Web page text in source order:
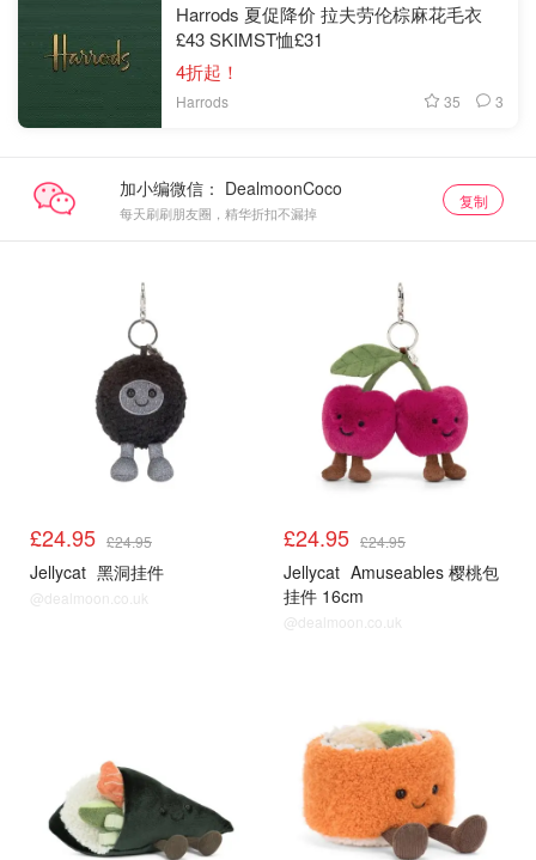
Harrods 夏促降价 拉夫劳伦棕麻花毛衣
£43 SKIMST恤£31
4折起！
Harrods 35 3
加小编微信：
每天刷刷朋友圈，精华折扣不漏掉
复制
£24.95 £24.95
Jellycat 黑洞挂件
@dealmoon.co.uk
£24.95 £24.95
Jellycat Amuseables 樱桃包
挂件 16cm
@dealmoon.co.uk